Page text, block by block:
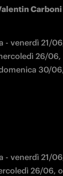
Carboni
- venerdì 21/
26/
30/
- venerdì 21/
26/06,